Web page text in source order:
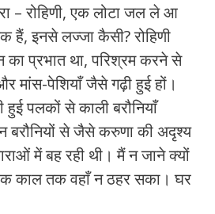
– रोहिणी, एक लोटा जल ले आ
हैं, इनसे लज्जा कैसी? रोहिणी
प्रभात था, परिश्रम करने से
पेशियाँ जैसे गढ़ी हुई हों।
पलकों से काली बरौनियाँ
बरौनियों से जैसे करुणा की अदृश्य
में बह रही थी। मैं न जाने क्यों
काल तक वहाँ न ठहर सका। घर